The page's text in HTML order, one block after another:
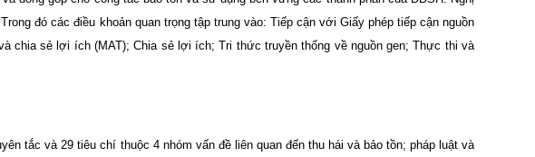
đó các điều khoản quan trọng tập trung vào: Tiếp cận với Giấy phép tiếp cận nguồn
chia sẻ lợi ích (MAT); Chia sẻ lợi ích; Tri thức truyền thống về nguồn gen; Thực thi và
tắc và 29 tiêu chí thuộc 4 nhóm vấn đề liên quan đến thu hái và bảo tồn; pháp luật và